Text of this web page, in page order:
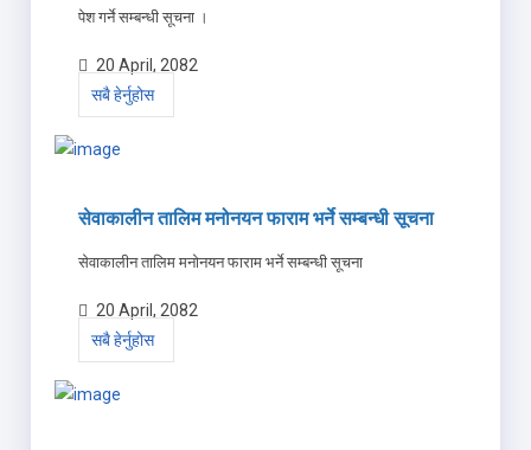
पेश गर्ने सम्बन्धी सूचना ।
20 April, 2082
सबै हेर्नुहोस
सेवाकालीन तालिम मनोनयन फाराम भर्ने सम्बन्धी सूचना
सेवाकालीन तालिम मनोनयन फाराम भर्ने सम्बन्धी सूचना
20 April, 2082
सबै हेर्नुहोस